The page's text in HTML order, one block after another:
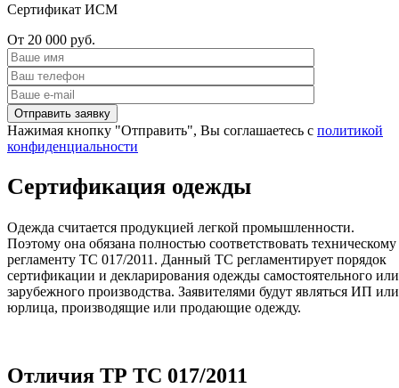
Сертификат ИСМ
От 20 000 руб.
Нажимая кнопку "Отправить", Вы соглашаетесь с политикой
конфиденциальности
Сертификация одежды
Одежда считается продукцией легкой промышленности.
Поэтому она обязана полностью соответствовать техническому
регламенту ТС 017/2011. Данный ТС регламентирует порядок
сертификации и декларирования одежды самостоятельного или
зарубежного производства. Заявителями будут являться ИП или
юрлица, производящие или продающие одежду.
Отличия ТР ТС 017/2011